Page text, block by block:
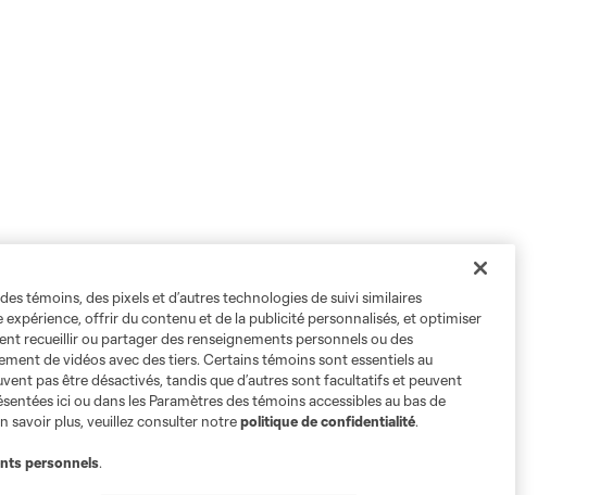
témoins, des pixels et d’autres technologies de suivi similaires
expérience, offrir du contenu et de la publicité personnalisés, et optimiser
recueillir ou partager des renseignements personnels ou des
de vidéos avec des tiers. Certains témoins sont essentiels au
pas être désactivés, tandis que d’autres sont facultatifs et peuvent
ici ou dans les Paramètres des témoins accessibles au bas de
savoir plus, veuillez consulter notrepolitique de confidentialité.
personnels.